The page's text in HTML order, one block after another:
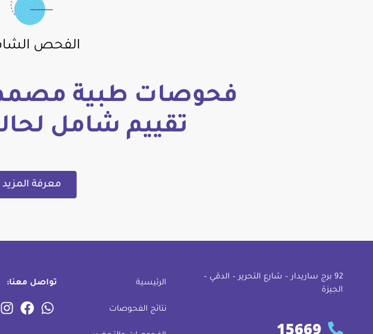
الفحص
فحوصات طبية
تقييم شامل
معرفة المزيد
92 ﺑﺮج ﺳﺎرﻳﺪار – ﺷﺎرع اﻟﺘﺤﺮﻳﺮ – اﻟﺪﻗﻲ –
اﻟﺠﻴﺰة
15669
الرئيسية
نتائج الفحوصات
تواصل معنا: